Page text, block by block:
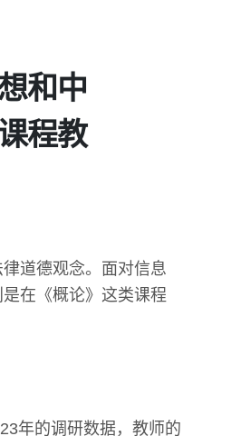
和中
程教
道德观念。面对信息
在《概论》这类课程
年的调研数据，教师的